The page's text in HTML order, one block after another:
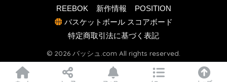
REEBOK 新作情報
POSITION
バスケットボール スコアボード
特定商取引法に基づく表記
© 2026 バッシュ.com All rights reserved.